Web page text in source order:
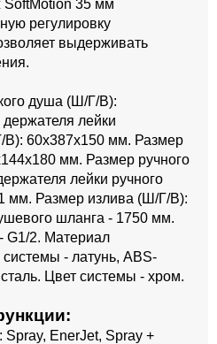
SoftMotion 35 мм
регулировку
выдерживать
душа (Ш/Г/В):
лейки
В): 60x387x150 мм. Размер
мм. Размер ручного
лейки ручного
мм. Размер излива (Ш/Г/В):
шланга - 1750 мм.
G1/2. Материал
- латунь, ABS-
Цвет системы - хром.
EnerJet, Spray +